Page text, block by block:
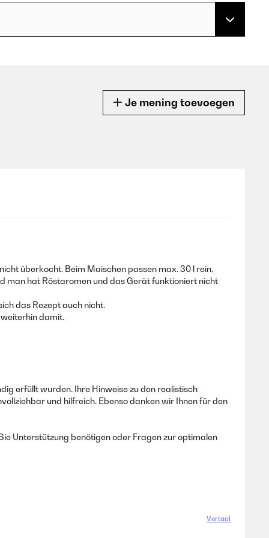
Je mening toevoegen
überkocht. Beim Maischen passen max. 30 l rein,
man hat Röstaromen und das Gerät funktioniert nicht
das Rezept auch nicht.
damit.
erfüllt wurden. Ihre Hinweise zu den realistisch
und hilfreich. Ebenso danken wir Ihnen für den
Unterstützung benötigen oder Fragen zur optimalen
Vertaal